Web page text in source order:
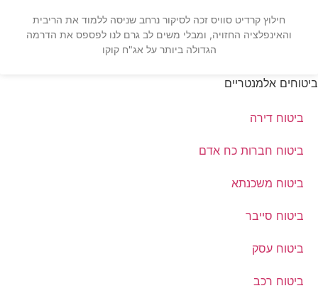
חילוץ קרדיט סוויס זכה לסיקור נרחב שניסה ללמוד את הריבית
והאינפלציה החזויה, ומבלי משים לב גרם לנו לפספס את הדרמה
הגדולה ביותר על אג"ח קוקו
ביטוחים אלמנטריים
ביטוח דירה
ביטוח חברות כח אדם
ביטוח משכנתא
ביטוח סייבר
ביטוח עסק
ביטוח רכב